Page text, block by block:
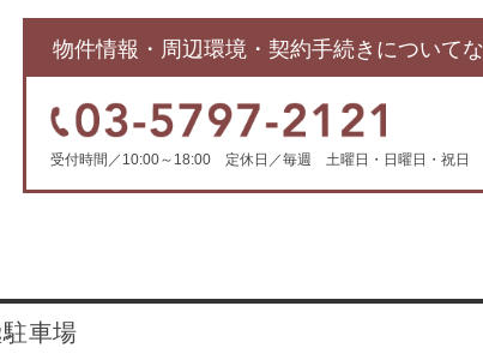
物件情報・周辺環境・契約手続きについて
受付時間／10:00～18:00 定休日／毎週 土曜日・日曜日・祝日
車場